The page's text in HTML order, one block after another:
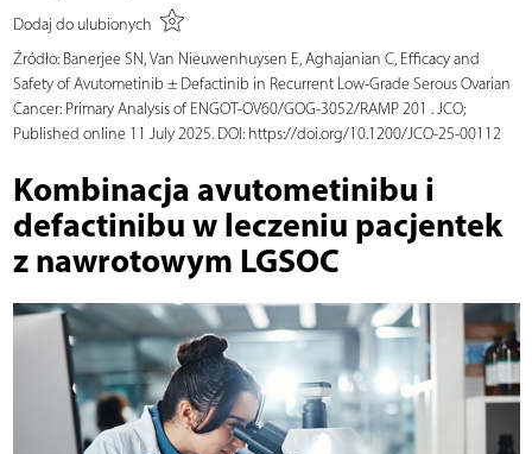
Dodaj do ulubionych
Źródło:Banerjee SN, Van Nieuwenhuysen E, Aghajanian C, Efficacy and
Safety of Avutometinib ± Defactinib in Recurrent Low-Grade Serous Ovarian
Cancer: Primary Analysis of ENGOT-OV60/GOG-3052/RAMP 201 . JCO;
Published online 11 July 2025. DOI: https://doi.org/10.1200/JCO-25-00112
Kombinacja avutometinibu i
defactinibu w leczeniu pacjentek
z nawrotowym LGSOC